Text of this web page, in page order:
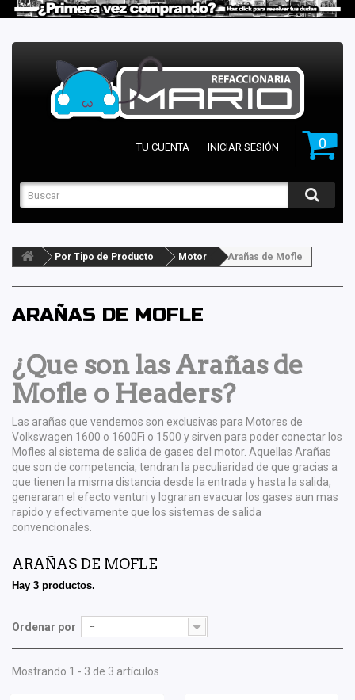
0
TU CUENTA INICIAR SESIÓN
Por Tipo de Producto Motor Arañas de Mofle
ARAÑAS DE MOFLE
¿Que son las Arañas de
Mofle o Headers?
Las arañas que vendemos son exclusivas para Motores de
Volkswagen 1600 o 1600Fi o 1500 y sirven para poder conectar los
Mofles al sistema de salida de gases del motor. Aquellas Arañas
que son de competencia, tendran la peculiaridad de que gracias a
que tienen la misma distancia desde la entrada y hasta la salida,
generaran el efecto venturi y lograran evacuar los gases aun mas
rapido y efectivamente que los sistemas de salida
convencionales.
ARAÑAS DE MOFLE
Hay 3 productos.
Ordenar por --
Mostrando 1 - 3 de 3 artículos